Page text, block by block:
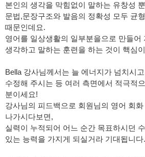
본인의 생각을 막힘없이 말하는 유창성
문법,문장구조와 발음의 정확성 모두 균
때문인데요.
영어를 일상생활의 일부분을으로 만들어
생각하고 말하는 훈련을 하는 것이 핵심
Bella 강사님께서는 늘 에너지가 넘치시
수정해 주시는 등 여러 측면에서 적극적
분이세요!
강사님의 피드백으로 회원님의 영어 회
나가시다보면,
실력이 누적되어 어느 순간 목표하시던
있는 능력을 가지게 되실거라 기대됩니다.